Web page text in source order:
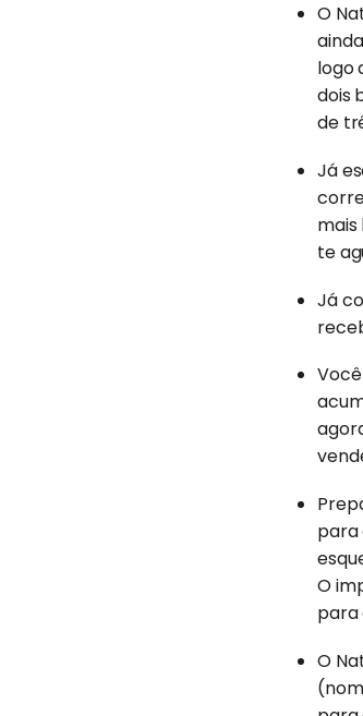
O
logo
dois
de
Já
te
Já
para
O
para
O